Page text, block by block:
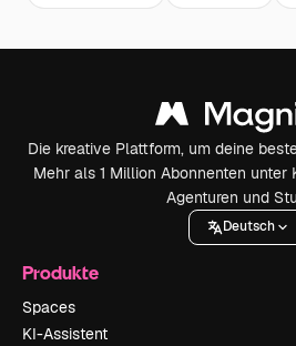
Die kreative Plattform, um deine
Mehr als 1 Million Abonnenten unter
Agenturen und
Deutsch
Produkte
Spaces
KI-Assistent